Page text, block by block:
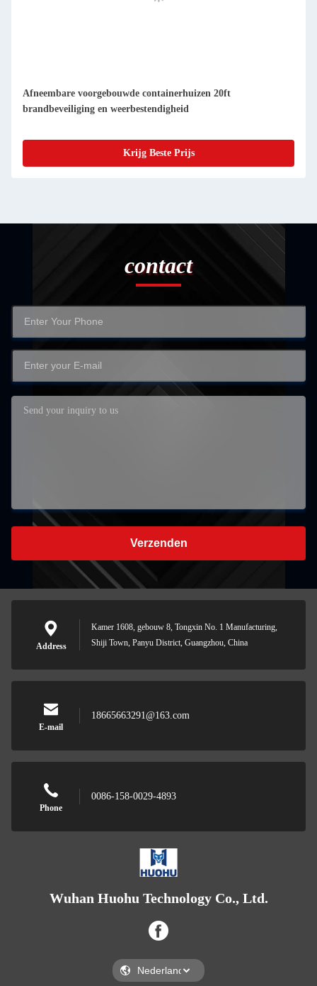
Compacte afneembare prefab-containerwoningen makkelijk
schoon te maken en stofdicht
Krijg Beste Prijs
contact
Verzenden
Address
Kamer 1608, gebouw 8, Tongxin No. 1 Manufacturing,
Shiji Town, Panyu District, Guangzhou, China
E-mail
18665663291@163.com
Phone
0086-158-0029-4893
Wuhan Huohu Technology Co., Ltd.